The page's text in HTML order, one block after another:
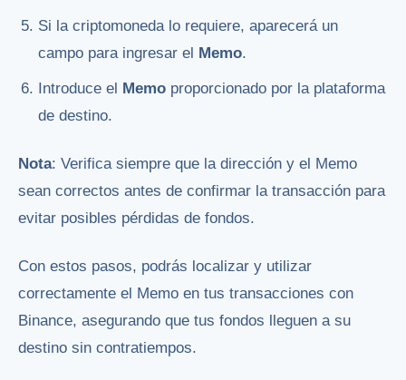
Si la criptomoneda lo requiere, aparecerá un
campo para ingresar el Memo.
Introduce el Memo proporcionado por la plataforma
de destino.
Nota: Verifica siempre que la dirección y el Memo
sean correctos antes de confirmar la transacción para
evitar posibles pérdidas de fondos.
Con estos pasos, podrás localizar y utilizar
correctamente el Memo en tus transacciones con
Binance, asegurando que tus fondos lleguen a su
destino sin contratiempos.